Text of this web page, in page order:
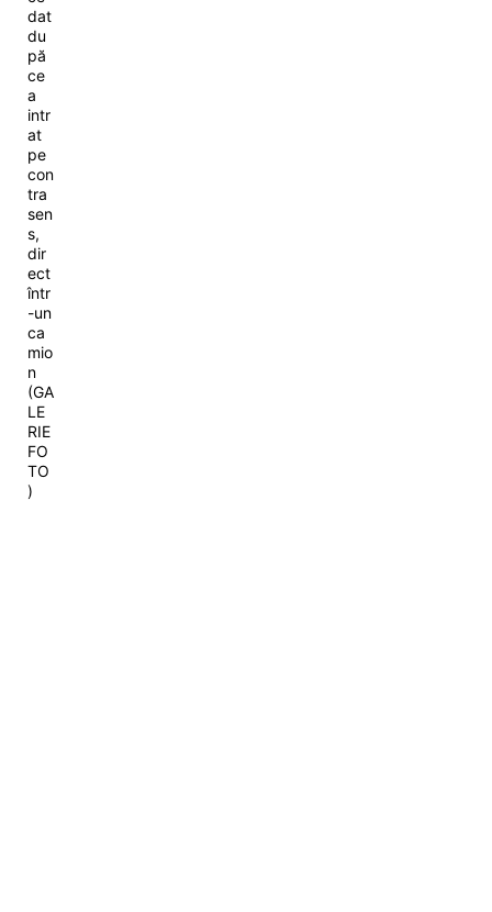
dat
du
pă
ce
a
intr
at
pe
con
tra
sen
s,
dir
ect
într
-un
ca
mio
n
(GA
LE
RIE
FO
TO
)